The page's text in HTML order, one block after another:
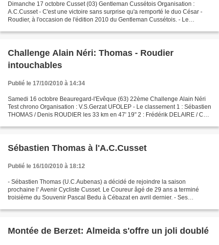
Dimanche 17 octobre Cusset (03) Gentleman Cussétois Organisation :
A.C.Cusset - C'est une victoire sans surprise qu'a remporté le duo César -
Roudier, à l'occasion de l'édition 2010 du Gentleman Cussétois. - Le
Challenge Alain Néri: Thomas - Roudier
intouchables
Publié le 17/10/2010 à 14:34
Samedi 16 octobre Beauregard-l'Evêque (63) 22ème Challenge Alain Néri
Test chrono Organisation : V.S.Gerzat UFOLEP - Le classement 1 : Sébastien
THOMAS / Denis ROUDIER les 33 km en 47' 19" 2 : Frédérik DELAIRE / Cyril
Sébastien Thomas à l'A.C.Cusset
Publié le 16/10/2010 à 18:12
- Sébastien Thomas (U.C.Aubenas) a décidé de rejoindre la saison
prochaine l' Avenir Cycliste Cusset. Le Coureur âgé de 29 ans a terminé
troisième du Souvenir Pascal Bedu à Cébazat en avril dernier. - Ses
Montée de Berzet: Almeida s'offre un joli doublé